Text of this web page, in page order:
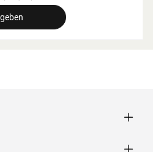
In der
Liegebänke enthalten: 1